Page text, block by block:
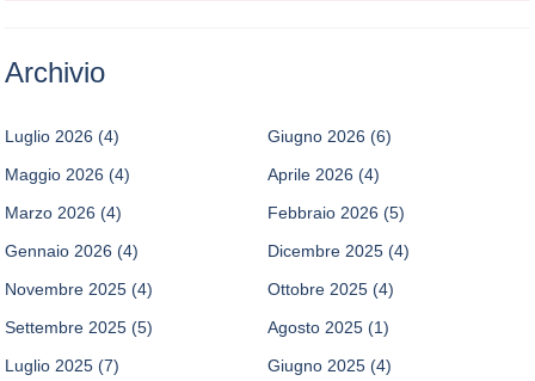
Archivio
Luglio 2026 (4) Giugno 2026 (6)
Maggio 2026 (4) Aprile 2026 (4)
Marzo 2026 (4) Febbraio 2026 (5)
Gennaio 2026 (4) Dicembre 2025 (4)
Novembre 2025 (4) Ottobre 2025 (4)
Settembre 2025 (5) Agosto 2025 (1)
Luglio 2025 (7) Giugno 2025 (4)